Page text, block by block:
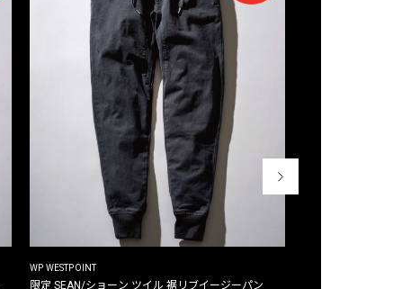
WP WESTPOINT
限定 SEAN/ショーン ツイル 裾リブイージーパン